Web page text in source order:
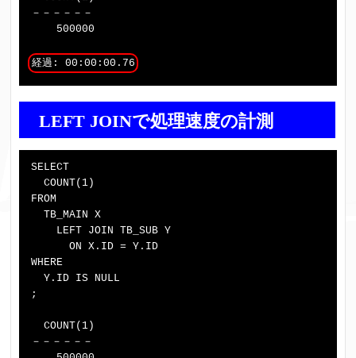
－－－－－－
    500000
経過: 00:00:00.76
LEFT JOINで処理速度の計測
SELECT
  COUNT(1)
FROM
  TB_MAIN X
    LEFT JOIN TB_SUB Y
      ON X.ID = Y.ID
WHERE
  Y.ID IS NULL
;
  COUNT(1)
－－－－－－